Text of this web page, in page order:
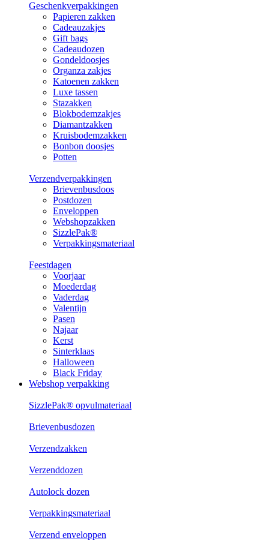
Geschenkverpakkingen
Papieren zakken
Cadeauzakjes
Gift bags
Cadeaudozen
Gondeldoosjes
Organza zakjes
Katoenen zakken
Luxe tassen
Stazakken
Blokbodemzakjes
Diamantzakken
Kruisbodemzakken
Bonbon doosjes
Potten
Verzendverpakkingen
Brievenbusdoos
Postdozen
Enveloppen
Webshopzakken
SizzlePak®
Verpakkingsmateriaal
Feestdagen
Voorjaar
Moederdag
Vaderdag
Valentijn
Pasen
Najaar
Kerst
Sinterklaas
Halloween
Black Friday
Webshop verpakking
SizzlePak® opvulmateriaal
Brievenbusdozen
Verzendzakken
Verzenddozen
Autolock dozen
Verpakkingsmateriaal
Verzend enveloppen